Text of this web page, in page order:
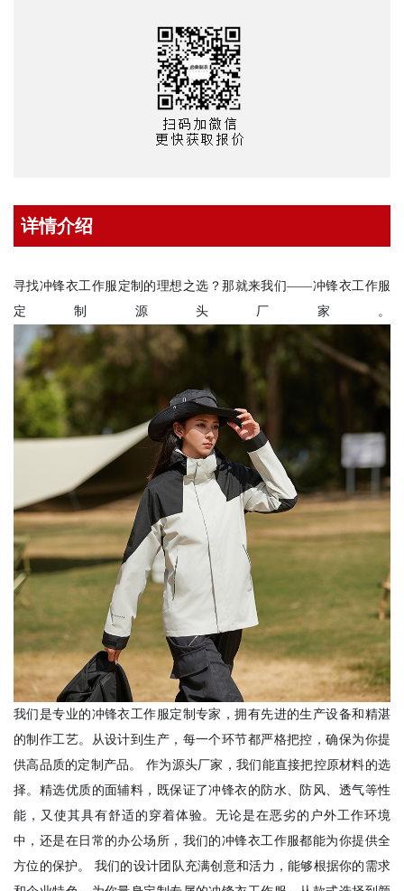
详情介绍
寻找冲锋衣工作服定制的理想之选？那就来我们——冲锋衣工作服
定制源头厂家。
我们是专业的冲锋衣工作服定制专家，拥有先进的生产设备和精湛
的制作工艺。从设计到生产，每一个环节都严格把控，确保为你提
供高品质的定制产品。 作为源头厂家，我们能直接把控原材料的选
择。精选优质的面辅料，既保证了冲锋衣的防水、防风、透气等性
能，又使其具有舒适的穿着体验。无论是在恶劣的户外工作环境
中，还是在日常的办公场所，我们的冲锋衣工作服都能为你提供全
方位的保护。 我们的设计团队充满创意和活力，能够根据你的需求